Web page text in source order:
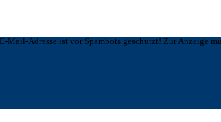
Mail-Adresse ist vor Spambots geschützt! Zur Anzeige